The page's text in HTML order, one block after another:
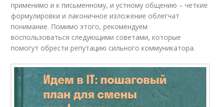
применимо и к письменному, и устному общению – четкие
формулировки и лаконичное изложение облегчат
понимание. Помимо этого, рекомендуем
воспользоваться следующими советами, которые
помогут обрести репутацию сильного коммуникатора.